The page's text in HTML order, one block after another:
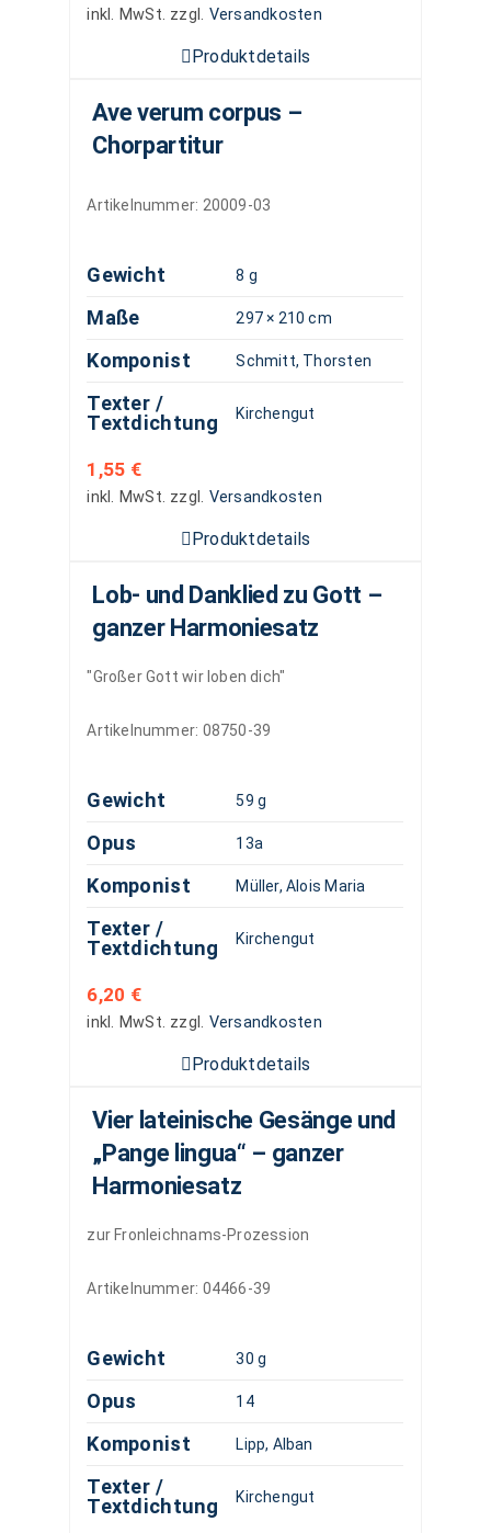
inkl. MwSt. zzgl. Versandkosten
Produktdetails
Ave verum corpus –
Chorpartitur
Artikelnummer: 20009-03
Gewicht 8 g
Maße 297 × 210 cm
Komponist Schmitt, Thorsten
Texter /
Textdichtung
Kirchengut
1,55 €
inkl. MwSt. zzgl. Versandkosten
Produktdetails
Lob- und Danklied zu Gott –
ganzer Harmoniesatz
"Großer Gott wir loben dich"
Artikelnummer: 08750-39
Gewicht 59 g
Opus 13a
Komponist Müller, Alois Maria
Texter /
Textdichtung
Kirchengut
6,20 €
inkl. MwSt. zzgl. Versandkosten
Produktdetails
Vier lateinische Gesänge und
„Pange lingua“ – ganzer
Harmoniesatz
zur Fronleichnams-Prozession
Artikelnummer: 04466-39
Gewicht 30 g
Opus 14
Komponist Lipp, Alban
Texter /
Textdichtung
Kirchengut